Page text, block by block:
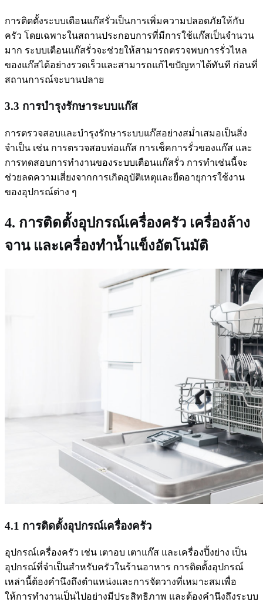
การติดตั้งระบบเตือนแก๊สรั่วเป็นการเพิ่มความปลอดภัยให้กับ
ครัว โดยเฉพาะในสถานประกอบการที่มีการใช้แก๊สเป็นจำนวน
มาก ระบบเตือนแก๊สรั่วจะช่วยให้สามารถตรวจพบการรั่วไหล
ของแก๊สได้อย่างรวดเร็วและสามารถแก้ไขปัญหาได้ทันที ก่อนที่
สถานการณ์จะบานปลาย
3.3 การบำรุงรักษาระบบแก๊ส
การตรวจสอบและบำรุงรักษาระบบแก๊สอย่างสม่ำเสมอเป็นสิ่ง
จำเป็น เช่น การตรวจสอบท่อแก๊ส การเช็คการรั่วของแก๊ส และ
การทดสอบการทำงานของระบบเตือนแก๊สรั่ว การทำเช่นนี้จะ
ช่วยลดความเสี่ยงจากการเกิดอุบัติเหตุและยืดอายุการใช้งาน
ของอุปกรณ์ต่าง ๆ
4. การติดตั้งอุปกรณ์เครื่องครัว เครื่องล้าง
จาน และเครื่องทำน้ำแข็งอัตโนมัติ
4.1 การติดตั้งอุปกรณ์เครื่องครัว
อุปกรณ์เครื่องครัว เช่น เตาอบ เตาแก๊ส และเครื่องปิ้งย่าง เป็น
อุปกรณ์ที่จำเป็นสำหรับครัวในร้านอาหาร การติดตั้งอุปกรณ์
เหล่านี้ต้องคำนึงถึงตำแหน่งและการจัดวางที่เหมาะสมเพื่อ
ให้การทำงานเป็นไปอย่างมีประสิทธิภาพ และต้องคำนึงถึงระบบ